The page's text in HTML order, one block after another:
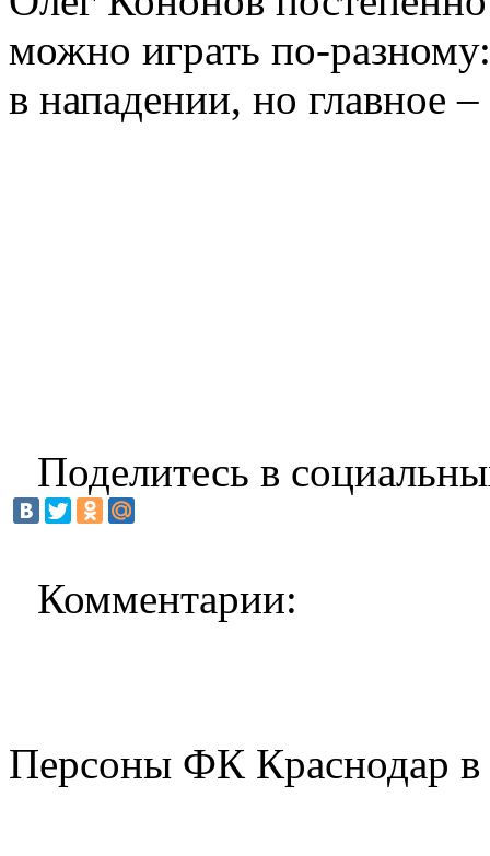
можно играть по-
в нападении, но главное –
Поделитесь в
Комментарии:
Персоны ФК Краснодар в